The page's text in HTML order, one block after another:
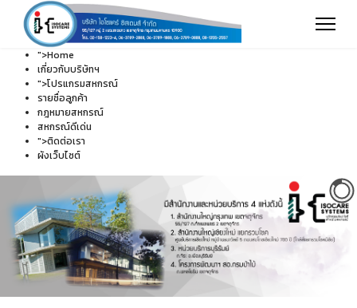
">Home
เกี่ยวกับบริษัทฯ
">โปรแกรมสหกรณ์
รายชื่อลูกค้า
กฎหมายสหกรณ์
สหกรณ์ดีเด่น
">ติดต่อเรา
ผังเว็บไซต์